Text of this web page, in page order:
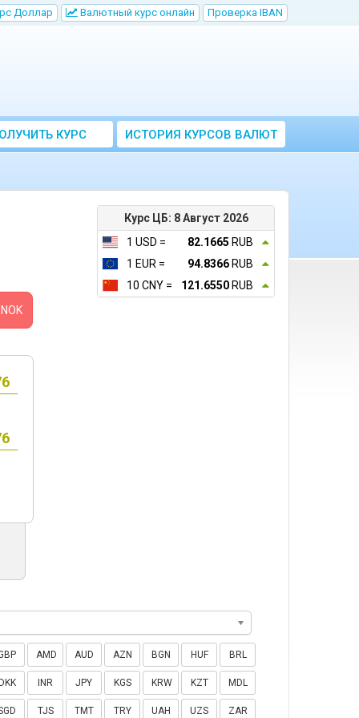
Доллар Bалютный курс онлайн Проверка IBAN
КУРС
ВАЛЮТ ЦБ
ИСТОРИЯ КУРСОВ ВАЛЮТ
ЦБ РФ
Курс ЦБ: 8 Август 2026
1 USD =
82.1665 RUB
1 EUR =
94.8366 RUB
10 CNY =
121.6550 RUB
NOK
AMD AUD AZN BGN HUF BRL
INR JPY KGS KRW KZT MDL
TJS TMT TRY UAH UZS ZAR